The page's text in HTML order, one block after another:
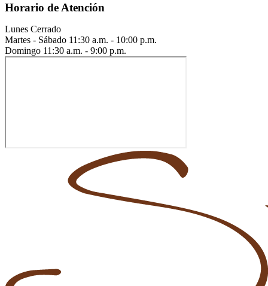
Horario de Atención
Lunes Cerrado
Martes - Sábado 11:30 a.m. - 10:00 p.m.
Domingo 11:30 a.m. - 9:00 p.m.